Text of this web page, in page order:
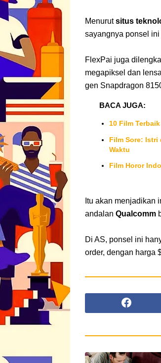
Menurutsitus
sayangnya ponsel
FlexPai juga
megapiksel dan
gen Snapdragon
BACA JUGA:
10 Film
Film Sore: Istri
Waktu
Film Horor
Itu akan menjadikan
andalan Qualcomm
Di AS, ponsel ini
order, dengan harga